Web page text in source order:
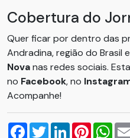
Cobertura do
Quer ficar por dentro das
Andradina, região do Brasil
Novanas redes sociais.
no Facebook, no
Acompanhe!
Facebook
TwitterLinkedInPinterest